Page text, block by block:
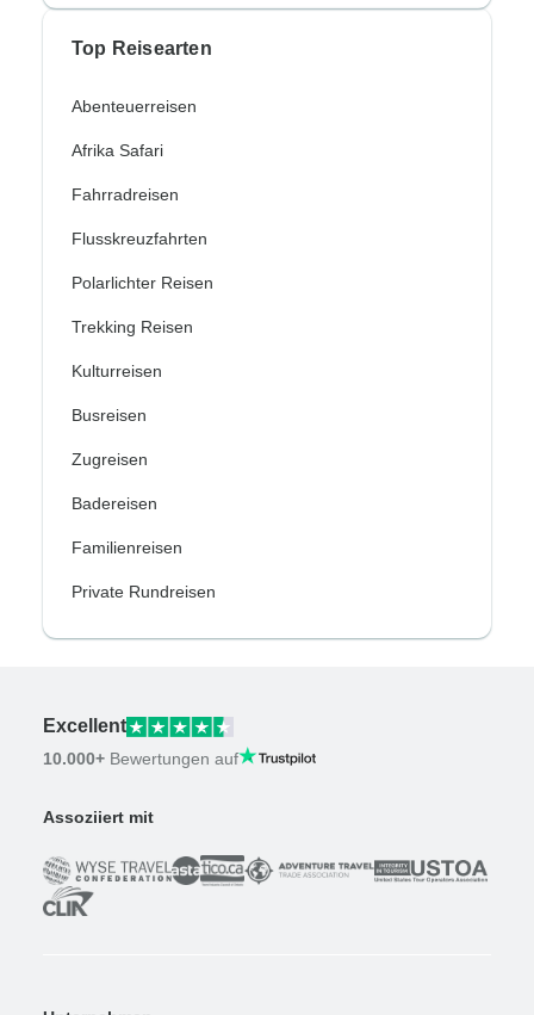
Top Reisearten
Abenteuerreisen
Afrika Safari
Fahrradreisen
Flusskreuzfahrten
Polarlichter Reisen
Trekking Reisen
Kulturreisen
Busreisen
Zugreisen
Badereisen
Familienreisen
Private Rundreisen
Excellent
10.000+ Bewertungen auf
Assoziiert mit